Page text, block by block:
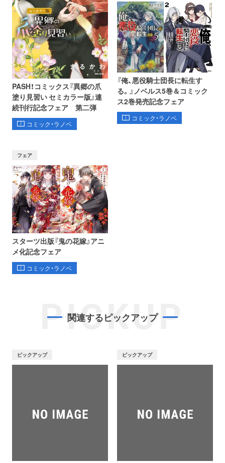
PASH！コミックス『異郷の爪
塗り見習い セミカラー版』連
続刊行記念フェア 第二弾
コミック・ラノベ
フェア
スターツ出版『鬼の花嫁』アニ
メ化記念フェア
コミック・ラノベ
『俺、悪役騎士団長に転生す
る。』ノベルス5巻＆コミック
ス2巻発売記念フェア
コミック・ラノベ
PICKUP
関連するピックアップ
ピックアップ ピックアップ